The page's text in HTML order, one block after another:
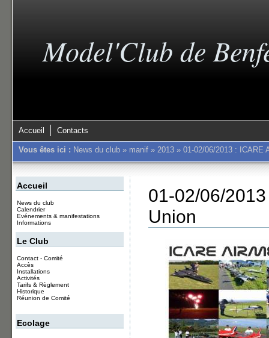
Model'Club de
Accueil Contacts
Vous êtes ici : News du club» manif» 2013» 01-02/06/2013 : ICARE
01-02/06/
Union
Accueil
News du club
Calendrier
Evénements & manifestations
Informations
Le Club
Contact - Comité
Accès
Installations
Activités
Tarifs & Règlement
Historique
Réunion de Comité
Ecolage